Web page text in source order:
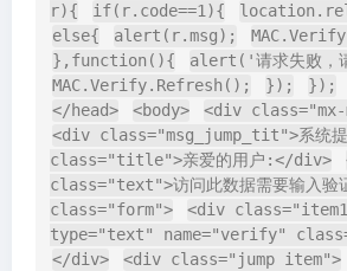
r){
if(r.code==1){
else{
alert(r.msg);
},function(){
alert('请求失败，
MAC.Verify.Refresh();
}); });
</head>
<body>
<div class="mx-
<div class="msg_jump_tit">系统
class="title">亲爱的用户:</div>
class="text">访问此数据需要输入验
class="form">
<div
type="text" name="verify"
</div>
<div class="jump item">